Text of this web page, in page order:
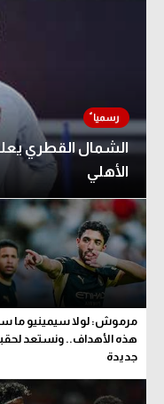
الشمال القطري
الأهلي
مرموش: لولا سيمينيو ما
هذه الأهداف.. ونستعد
جديدة